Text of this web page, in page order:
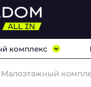
комплекс
Малоэтажный